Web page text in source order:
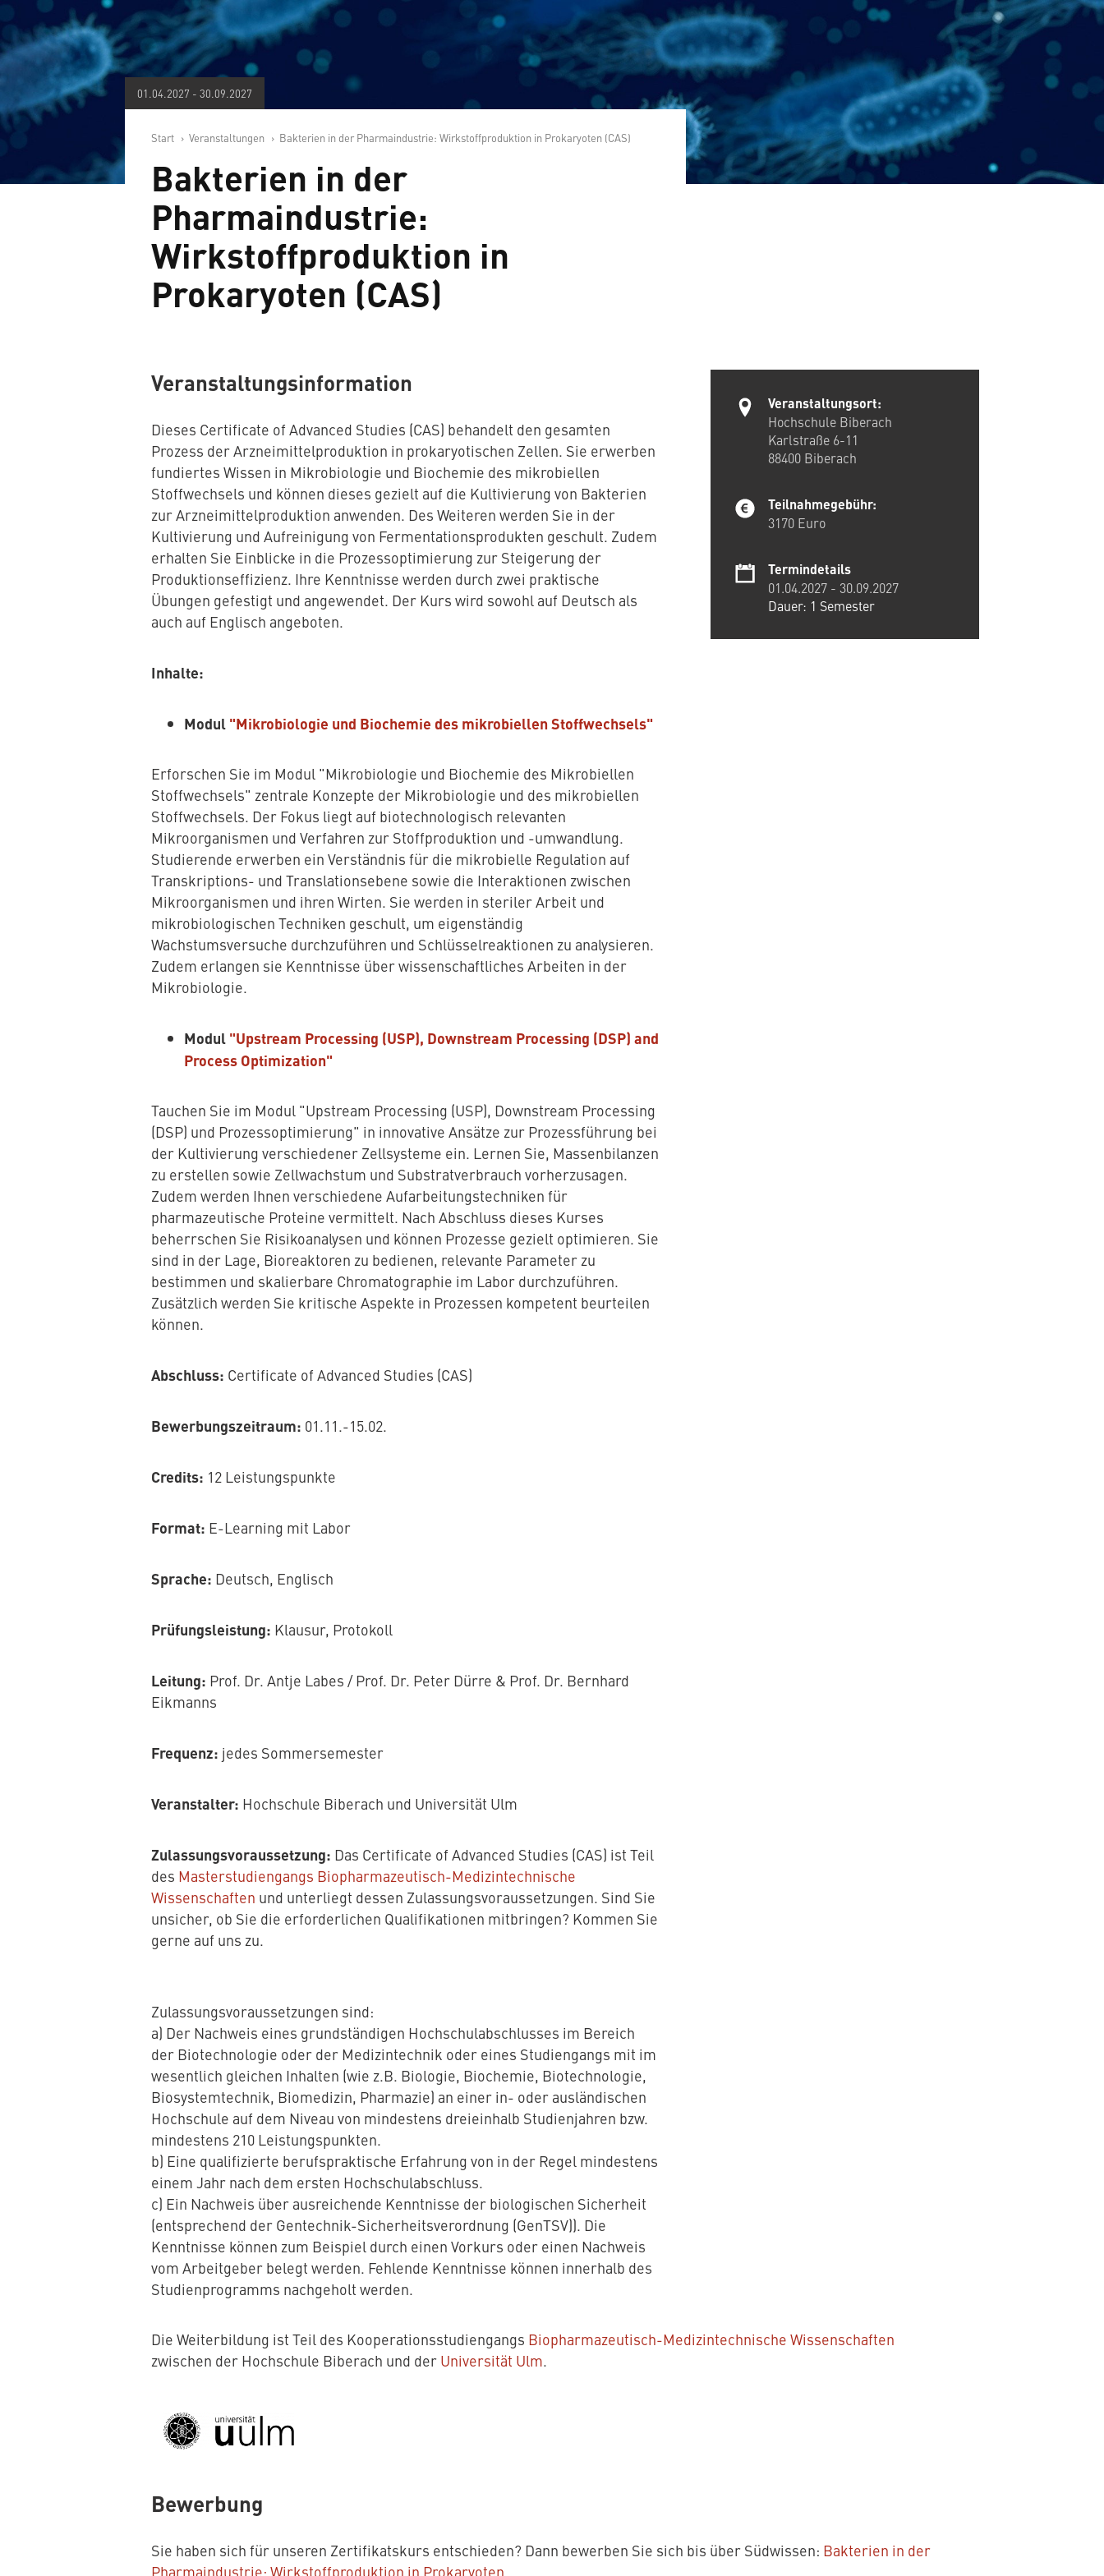
01.04.2027 - 30.09.2027
Start Veranstaltungen Bakterien in der Pharmaindustrie: Wirkstoffproduktion in Prokaryoten (CAS)
Bakterien in der
Pharmaindustrie:
Wirkstoffproduktion in
Prokaryoten (CAS)
Veranstaltungsinformation
Dieses Certificate of Advanced Studies (CAS) behandelt den gesamten
Prozess der Arzneimittelproduktion in prokaryotischen Zellen. Sie erwerben
fundiertes Wissen in Mikrobiologie und Biochemie des mikrobiellen
Stoffwechsels und können dieses gezielt auf die Kultivierung von Bakterien
zur Arzneimittelproduktion anwenden. Des Weiteren werden Sie in der
Kultivierung und Aufreinigung von Fermentationsprodukten geschult. Zudem
erhalten Sie Einblicke in die Prozessoptimierung zur Steigerung der
Produktionseffizienz. Ihre Kenntnisse werden durch zwei praktische
Übungen gefestigt und angewendet. Der Kurs wird sowohl auf Deutsch als
auch auf Englisch angeboten.
Inhalte:
Modul"Mikrobiologie und Biochemie des mikrobiellen Stoffwechsels"
Erforschen Sie im Modul "Mikrobiologie und Biochemie des Mikrobiellen
Stoffwechsels" zentrale Konzepte der Mikrobiologie und des mikrobiellen
Stoffwechsels. Der Fokus liegt auf biotechnologisch relevanten
Mikroorganismen und Verfahren zur Stoffproduktion und -umwandlung.
Studierende erwerben ein Verständnis für die mikrobielle Regulation auf
Transkriptions- und Translationsebene sowie die Interaktionen zwischen
Mikroorganismen und ihren Wirten. Sie werden in steriler Arbeit und
mikrobiologischen Techniken geschult, um eigenständig
Wachstumsversuche durchzuführen und Schlüsselreaktionen zu analysieren.
Zudem erlangen sie Kenntnisse über wissenschaftliches Arbeiten in der
Mikrobiologie.
Modul"Upstream Processing (USP), Downstream Processing (DSP) and
Process Optimization"
Tauchen Sie im Modul "Upstream Processing (USP), Downstream Processing
(DSP) und Prozessoptimierung" in innovative Ansätze zur Prozessführung bei
der Kultivierung verschiedener Zellsysteme ein. Lernen Sie, Massenbilanzen
zu erstellen sowie Zellwachstum und Substratverbrauch vorherzusagen.
Zudem werden Ihnen verschiedene Aufarbeitungstechniken für
pharmazeutische Proteine vermittelt. Nach Abschluss dieses Kurses
beherrschen Sie Risikoanalysen und können Prozesse gezielt optimieren. Sie
sind in der Lage, Bioreaktoren zu bedienen, relevante Parameter zu
bestimmen und skalierbare Chromatographie im Labor durchzuführen.
Zusätzlich werden Sie kritische Aspekte in Prozessen kompetent beurteilen
können.
Abschluss: Certificate of Advanced Studies (CAS)
Bewerbungszeitraum: 01.11.-15.02.
Credits: 12 Leistungspunkte
Format: E-Learning mit Labor
Sprache: Deutsch, Englisch
Prüfungsleistung: Klausur, Protokoll
Leitung: Prof. Dr. Antje Labes / Prof. Dr. Peter Dürre & Prof. Dr. Bernhard
Eikmanns
Frequenz: jedes Sommersemester
Veranstalter: Hochschule Biberach und Universität Ulm
Zulassungsvoraussetzung: Das Certificate of Advanced Studies (CAS) ist Teil
des Masterstudiengangs Biopharmazeutisch-Medizintechnische
Wissenschaften und unterliegt dessen Zulassungsvoraussetzungen. Sind Sie
unsicher, ob Sie die erforderlichen Qualifikationen mitbringen? Kommen Sie
gerne auf uns zu.
Zulassungsvoraussetzungen sind:
a) Der Nachweis eines grundständigen Hochschulabschlusses im Bereich
der Biotechnologie oder der Medizintechnik oder eines Studiengangs mit im
wesentlich gleichen Inhalten (wie z.B. Biologie, Biochemie, Biotechnologie,
Biosystemtechnik, Biomedizin, Pharmazie) an einer in- oder ausländischen
Hochschule auf dem Niveau von mindestens dreieinhalb Studienjahren bzw.
mindestens 210 Leistungspunkten.
b) Eine qualifizierte berufspraktische Erfahrung von in der Regel mindestens
einem Jahr nach dem ersten Hochschulabschluss.
c) Ein Nachweis über ausreichende Kenntnisse der biologischen Sicherheit
(entsprechend der Gentechnik-Sicherheitsverordnung (GenTSV)). Die
Kenntnisse können zum Beispiel durch einen Vorkurs oder einen Nachweis
vom Arbeitgeber belegt werden. Fehlende Kenntnisse können innerhalb des
Studienprogramms nachgeholt werden.
Veranstaltungsort:
Hochschule Biberach
Karlstraße 6-11
88400 Biberach
Teilnahmegebühr:
3170 Euro
Termindetails
01.04.2027 -30.09.2027
Dauer: 1 Semester
Die Weiterbildung ist Teil des Kooperationsstudiengangs Biopharmazeutisch-Medizintechnische Wissenschaften
zwischen der Hochschule Biberach und der Universität Ulm.
Bewerbung
Sie haben sich für unseren Zertifikatskurs entschieden? Dann bewerben Sie sich bis über Südwissen: Bakterien in der
Pharmaindustrie: Wirkstoffproduktion in Prokaryoten